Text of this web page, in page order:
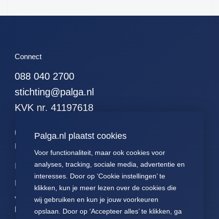
Palga.nl plaatst cookies
Voor functionaliteit, maar ook cookies voor
analyses, tracking, sociale media, advertentie en
interesses. Door op ‘Cookie instellingen’ te
klikken, kun je meer lezen over de cookies die
wij gebruiken en kun je jouw voorkeuren
opslaan. Door op ‘Accepteer alles’ te klikken, ga
Connect
088 040 2700
stichting@palga.nl
KVK nr. 41197618
Palga links
Impact
Data
Voor
pathologen
Contact
Over ons
FAQ
Nieuws
Presentaties
Voor patiënten
Jaarverslagen
Statuten Palga